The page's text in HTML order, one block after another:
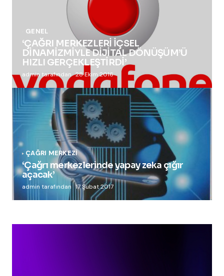
GENEL
‘ÇAĞRI MERKEZLERİ İÇSEL
DİNAMİZMİYLE DİJİTAL DÖNÜŞÜM’Ü
HIZLI GERÇEKLEŞTİRDİ’
admin tarafından 28 Ekim 2016
ÇAĞRI MERKEZI
‘Çağrı merkezlerinde yapay zeka çığır
açacak’
admin tarafından 17 Şubat 2017